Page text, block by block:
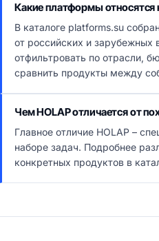
Какие платформы относятся
В каталоге platforms.su
от российских и
отфильтровать по отрасли,
сравнить продукты между
Чем HOLAP отличается от
Главное отличие HOLAP –
наборе задач. Подробнее
конкретных продуктов в